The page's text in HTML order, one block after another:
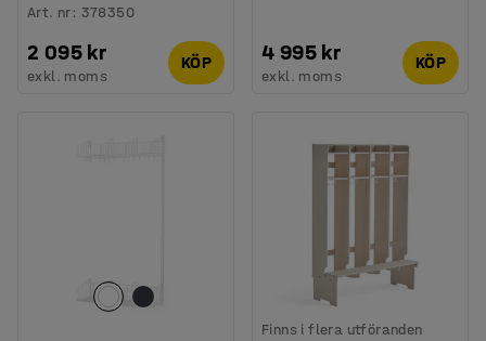
Art. nr: 378350
2 095 kr
exkl. moms
KÖP 4 995 kr
exkl. moms
KÖP
Finns i flera utföranden